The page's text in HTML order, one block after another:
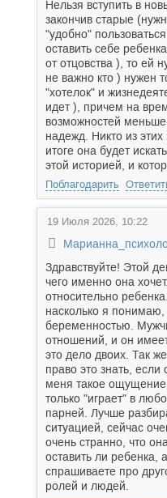
Нельзя вступить в
закончив старые
"удобно"
оставить себе
от отцовства ), то ей
не важно кто ) нужен
"хотелок" и
идет ), причем на
возможностей
надежд. Никто из
итоге она будет
этой историей, и
Поблагодарить
19 Июля 2026, 10:22
Здравствуйте! Этой
чего именно она
относительно
насколько я понимаю,
беременностью.
отношений, и он
это дело двоих. Так
право это знать,
меня такое
только "играет" в
парней. Лучше
ситуацией, сейчас
очень странно, что
оставить ли
спрашиваете про
ролей и людей.